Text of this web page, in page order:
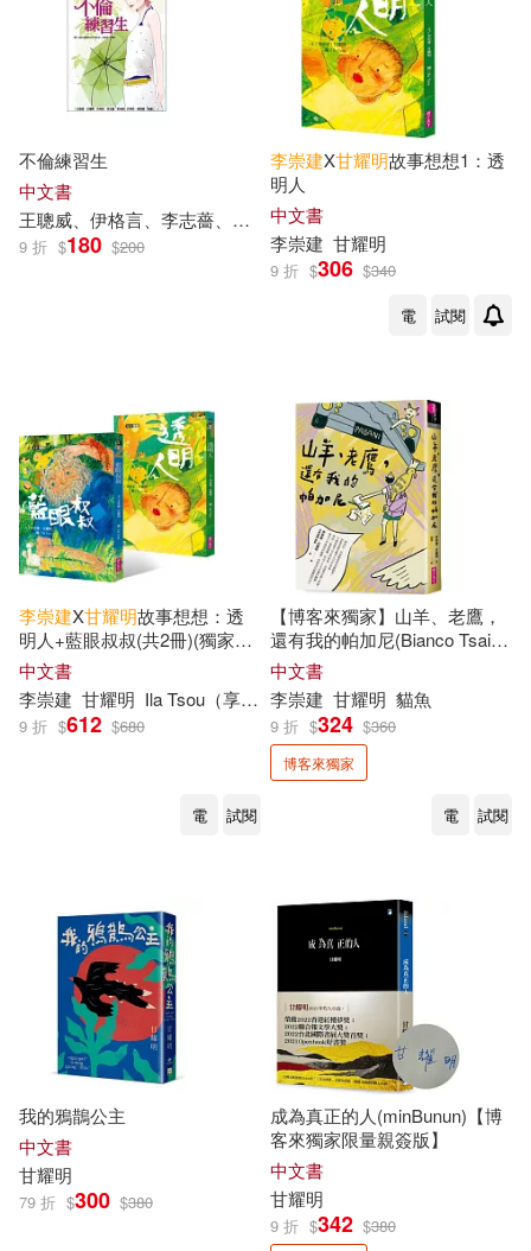
李建軍(9)
王崇禮(7)
凌宗魁(5) 本社編(5)
李明川(5) 葉嘉瑩(5)
史黛邦卡．薛甘妮諾娃(4)
尉陳(4) 張詩亞(4)
李清志(4) 杜志建（主編）(4)
烽火戲諸侯(4) 甘雪冰(4)
羅潔尹、林佳禾(4)
周芬伶(3) 嚴耕（主編）(3)
小牛頓科學教育有限公司編輯團隊
張輝誠(3) 徐建明(3)
徐曉望(3) 愛德華‧摩斯(3)
中國建築工業出版社(70)
社會科學文獻出版社(61)
科學出版社(58) 崧燁文化(46)
人民出版社(44)
中國林業出版社(22)
親子天下(22)
中國社會科學出版社(21)
新世界出版社(21)
清華大學出版社(16)
時報出版(15)
機械工業出版社(14)
陝西師範大學出版社(14)
中國電力出版社(13)
可海外宅配(1696)
可港澳店取(1664)
可新加坡店取(1640)
可菲律賓店取(1668)
本週上市新品(1)
電子書 (可複選)
適合手機平板閱讀(127)
適合平板閱讀(31)
免費電子書(2)
不倫練習生
中文書
王聰威、伊格言、李志薔、高翊峰、
甘耀明
9 折 $180 $200
李崇建X甘耀明故事想想1：透
明人
中文書
李崇建 甘耀明
9 折 $306 $340
電
試閱
李崇建X甘耀明故事想想：透
明人+藍眼叔叔(共2冊)(獨家親
簽版)
中文書
李崇建 甘耀明 Ila Tsou（享想）
9 折 $612 $680
電 試閱
【博客來獨家】山羊、老鷹，
還有我的帕加尼(Bianco Tsai設
計書衣版)
中文書
李崇建 甘耀明 貓魚
9 折 $324 $360
博客來獨家
電 試閱
我的鴉鵲公主
中文書
甘耀明
79 折 $300 $380
成為真正的人(minBunun)【博
客來獨家限量親簽版】
中文書
甘耀明
9 折 $342 $380